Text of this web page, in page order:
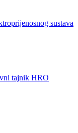
sustava
tajnik HRO